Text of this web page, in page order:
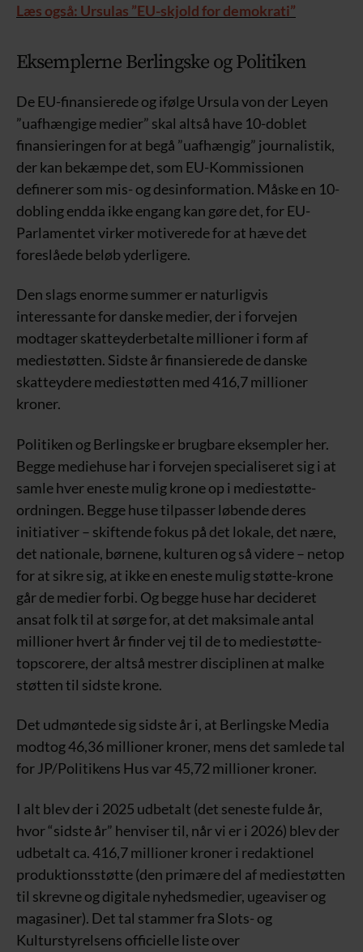
Læs også: Ursulas ”EU-skjold for demokrati”
Eksemplerne Berlingske og Politiken
De EU-finansierede og ifølge Ursula von der Leyen
”uafhængige medier” skal altså have 10-doblet
finansieringen for at begå ”uafhængig” journalistik,
der kan bekæmpe det, som EU-Kommissionen
definerer som mis- og desinformation. Måske en 10-
dobling endda ikke engang kan gøre det, for EU-
Parlamentet virker motiverede for at hæve det
foreslåede beløb yderligere.
Den slags enorme summer er naturligvis
interessante for danske medier, der i forvejen
modtager skatteyderbetalte millioner i form af
mediestøtten. Sidste år finansierede de danske
skatteydere mediestøtten med 416,7 millioner
kroner.
Politiken og Berlingske er brugbare eksempler her.
Begge mediehuse har i forvejen specialiseret sig i at
samle hver eneste mulig krone op i mediestøtte-
ordningen. Begge huse tilpasser løbende deres
initiativer – skiftende fokus på det lokale, det nære,
det nationale, børnene, kulturen og så videre – netop
for at sikre sig, at ikke en eneste mulig støtte-krone
går de medier forbi. Og begge huse har decideret
ansat folk til at sørge for, at det maksimale antal
millioner hvert år finder vej til de to mediestøtte-
topscorere, der altså mestrer disciplinen at malke
støtten til sidste krone.
Det udmøntede sig sidste år i, at Berlingske Media
modtog 46,36 millioner kroner, mens det samlede tal
for JP/Politikens Hus var 45,72 millioner kroner.
I alt blev der i 2025 udbetalt (det seneste fulde år,
hvor “sidste år” henviser til, når vi er i 2026) blev der
udbetalt ca. 416,7 millioner kroner i redaktionel
produktionsstøtte (den primære del af mediestøtten
til skrevne og digitale nyhedsmedier, ugeaviser og
magasiner). Det tal stammer fra Slots- og
Kulturstyrelsens officielle liste over